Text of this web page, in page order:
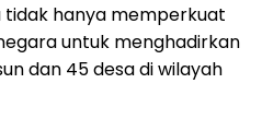
tidak hanya memperkuat
untuk menghadirkan
dan 45 desa di wilayah